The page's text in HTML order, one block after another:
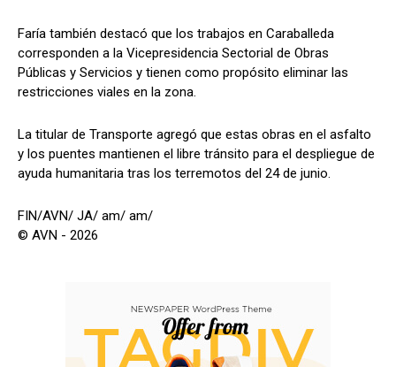
Faría también destacó que los trabajos en Caraballeda
corresponden a la Vicepresidencia Sectorial de Obras
Públicas y Servicios y tienen como propósito eliminar las
restricciones viales en la zona.
La titular de Transporte agregó que estas obras en el asfalto
y los puentes mantienen el libre tránsito para el despliegue de
ayuda humanitaria tras los terremotos del 24 de junio.
FIN/AVN/ JA/ am/ am/
© AVN - 2026